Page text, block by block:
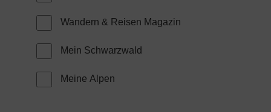
Wandern & Reisen Magazin
Mein Schwarzwald
Meine Alpen